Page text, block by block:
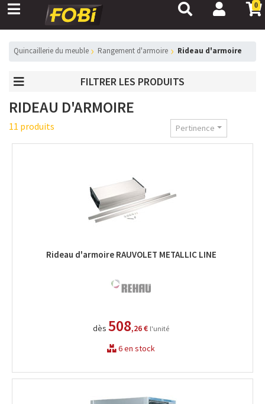
0
Quincaillerie du meuble Rangement d'armoire Rideau d'armoire
FILTRER LES PRODUITS
RIDEAU D'ARMOIRE
11 produits Pertinence
Rideau d'armoire RAUVOLET METALLIC LINE
dès 508,26 € l'unité
6 en stock